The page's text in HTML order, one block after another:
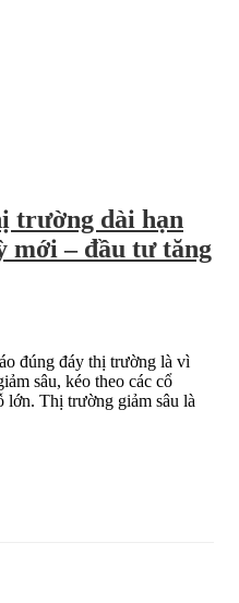
trường dài hạn
mới – đầu tư tăng
đúng đáy thị trường là vì
sâu, kéo theo các cổ
lớn. Thị trường giảm sâu là